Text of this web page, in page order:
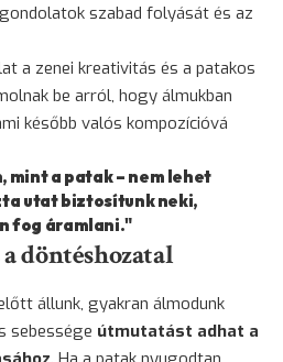
szabad folyását és az
a zenei kreativitás és a patakos
be arról, hogy álmukban
később valós kompozícióvá
mint a patak – nem lehet
utat biztosítunk neki,
fog áramlani."
döntéshozatal
állunk, gyakran álmodunk
sebessége útmutatást adhat a